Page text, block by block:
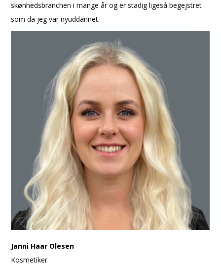
skønhedsbranchen i mange år og er stadig ligeså begejstret
som da jeg var nyuddannet.
Janni Haar Olesen
Kosmetiker